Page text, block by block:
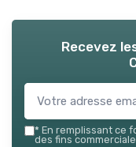
Recevez
* En remplissant ce
des fins